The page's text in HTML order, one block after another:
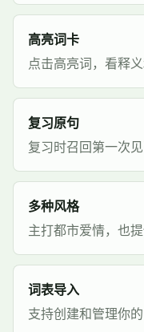
高亮词卡
点击高亮词，看释
复习原句
复习时召回第一次
多种风格
主打都市爱情，也
词表导入
支持创建和管理你